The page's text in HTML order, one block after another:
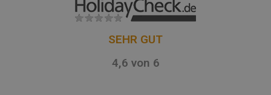
SEHR GUT
4,6 von 6